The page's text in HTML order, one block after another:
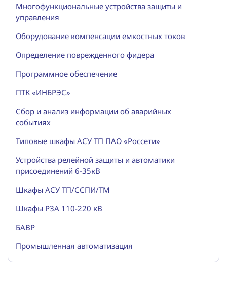
Многофункциональные устройства защиты и
управления
Оборудование компенсации емкостных токов
Определение поврежденного фидера
Программное обеспечение
ПТК «ИНБРЭС»
Сбор и анализ информации об аварийных
событиях
Типовые шкафы АСУ ТП ПАО «Россети»
Устройства релейной защиты и автоматики
присоединений 6-35кВ
Шкафы АСУ ТП/ССПИ/ТМ
Шкафы РЗА 110-220 кВ
БАВР
Промышленная автоматизация